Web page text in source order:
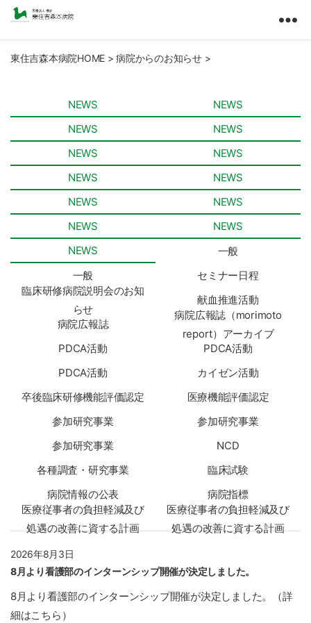
住
吉
院
法
会
東住吉森本病院HOME > 病院からのお知らせ >
NEWS
NEWS
NEWS
NEWS
NEWS
NEWS
NEWS
NEWS
NEWS
NEWS
NEWS
NEWS
NEWS
一般
一般
セミナー日程
臨床研修病院説明会のお知
らせ
献血推進活動
病院広報誌
病院広報誌（morimoto
report）アーカイブ
PDCA活動
PDCA活動
PDCA活動
カイゼン活動
卒後臨床研修機能評価認定
医療機能評価認定
参加研究事業
参加研究事業
参加研究事業
NCD
各種調査・研究事業
臨床試験
病院情報の公表
病院指標
医療従事者の負担軽減及び
処遇の改善に資する計画
医療従事者の負担軽減及び
処遇の改善に資する計画
2026年8月3日
8月より看護部のインターンシップ開催が決定しました。
8月より看護部のインターンシップ開催が決定しました。（詳
細はこちら）